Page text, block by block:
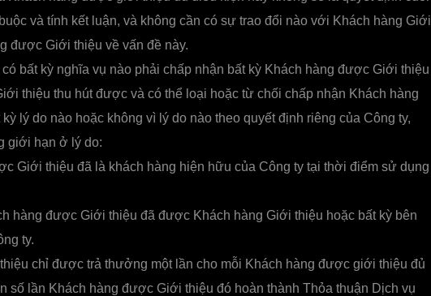
và tính kết luận, và không cần có sự trao đổi nào với Khách hàng Giới
được Giới thiệu về vấn đề này.
bất kỳ nghĩa vụ nào phải chấp nhận bất kỳ Khách hàng được Giới thiệu
thiệu thu hút được và có thể loại hoặc từ chối chấp nhận Khách hàng
lý do nào hoặc không vì lý do nào theo quyết định riêng của Công ty,
giới hạn ở lý do:
Giới thiệu đã là khách hàng hiện hữu của Công ty tại thời điểm sử dụng
hàng được Giới thiệu đã được Khách hàng Giới thiệu hoặc bất kỳ bên
ty.
chỉ được trả thưởng một lần cho mỗi Khách hàng được giới thiệu đủ
số lần Khách hàng được Giới thiệu đó hoàn thành Thỏa thuận Dịch vụ